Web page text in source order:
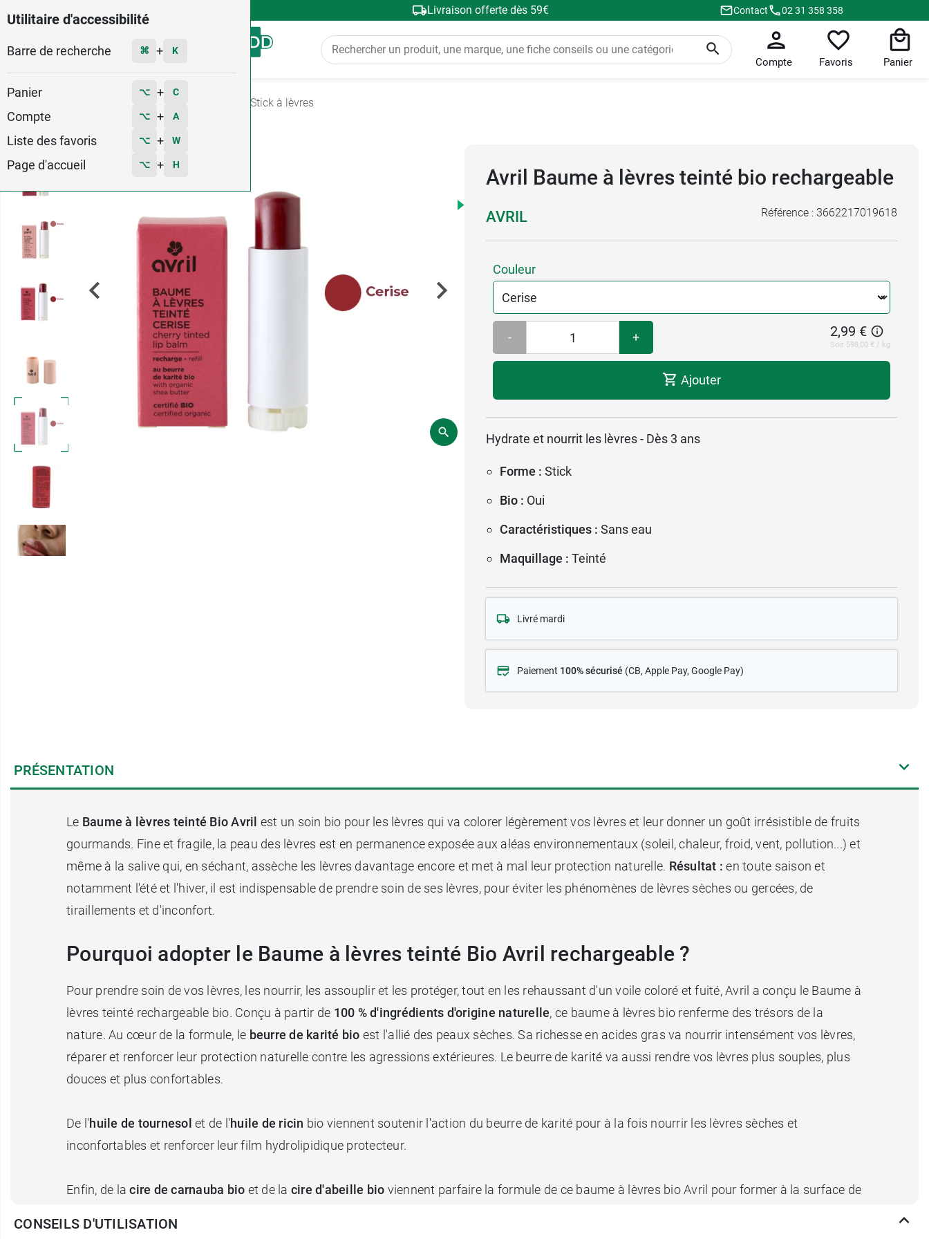
Utilitaire d'accessibilité
Barre de recherche ⌘ + K
Panier ⌥ + C
Compte ⌥ + A
Liste des favoris ⌥ + W
Page d'accueil ⌥ + H
Livraison offerte dès 59€ Contact 02 31 358 358
Menu
Compte Favoris Panier
Stick à lèvres
Avril Baume à lèvres teinté bio rechargeable
AVRIL Référence : 3662217019618
Couleur
- + 2,99 €
Soit 598,00 € / kg
Ajouter
Hydrate et nourrit les lèvres - Dès 3 ans
Forme : Stick
Bio : Oui
Caractéristiques : Sans eau
Maquillage : Teinté
Livré mardi
Paiement 100% sécurisé (CB, Apple Pay, Google Pay)
PRÉSENTATION
Le Baume à lèvres teinté Bio Avril est un soin bio pour les lèvres qui va colorer légèrement vos lèvres et leur donner un goût irrésistible de fruits
gourmands. Fine et fragile, la peau des lèvres est en permanence exposée aux aléas environnementaux (soleil, chaleur, froid, vent, pollution...) et
même à la salive qui, en séchant, assèche les lèvres davantage encore et met à mal leur protection naturelle. Résultat :en toute saison et
notamment l'été et l'hiver, il est indispensable de prendre soin de ses lèvres, pour éviter les phénomènes de lèvres sèches ou gercées, de
tiraillements et d'inconfort.
Pourquoi adopter le Baume à lèvres teinté Bio Avril rechargeable ?
Pour prendre soin de vos lèvres, les nourrir, les assouplir et les protéger, tout en les rehaussant d'un voile coloré et fuité, Avril a conçu le Baume à
lèvres teinté rechargeable bio. Conçu à partir de 100 % d'ingrédients d'origine naturelle, ce baume à lèvres bio renferme des trésors de la
nature. Au cœur de la formule, le beurre de karité bio est l'allié des peaux sèches. Sa richesse en acides gras va nourrir intensément vos lèvres,
réparer et renforcer leur protection naturelle contre les agressions extérieures. Le beurre de karité va aussi rendre vos lèvres plus souples, plus
douces et plus confortables.
De l'huile de tournesol et de l'huile de ricin bio viennent soutenir l'action du beurre de karité pour à la fois nourrir les lèvres sèches et
inconfortables et renforcer leur film hydrolipidique protecteur.
Enfin, de lacire de carnauba bio et de la cire d'abeille bio viennent parfaire la formule de ce baume à lèvres bio Avril pour former à la surface de
CONSEILS D'UTILISATION